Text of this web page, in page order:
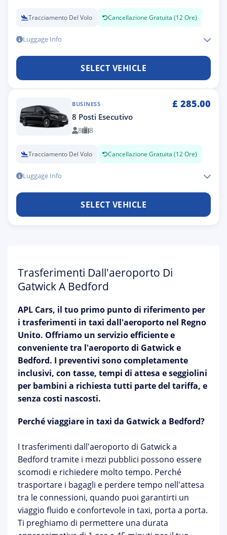
Tracciamento Del Volo Cancellazione Gratuita (12 Ore)
Luggage Info
SELECT VEHICLE
BUSINESS £ 285.00
8 Posti Esecutivo
8 8
Tracciamento Del Volo Cancellazione Gratuita (12 Ore)
Luggage Info
SELECT VEHICLE
Trasferimenti Dall'aeroporto Di
Gatwick A Bedford
APL Cars, il tuo primo punto di riferimento per
i trasferimenti in taxi dall'aeroporto nel Regno
Unito. Offriamo un servizio efficiente e
conveniente tra l'aeroporto di Gatwick e
Bedford. I preventivi sono completamente
inclusivi, con tasse, tempi di attesa e seggiolini
per bambini a richiesta tutti parte del tariffa, e
senza costi nascosti.
Perché viaggiare in taxi da Gatwick a Bedford?
I trasferimenti dall'aeroporto di Gatwick a
Bedford tramite i mezzi pubblici possono essere
scomodi e richiedere molto tempo. Perché
trasportare i bagagli e perdere tempo nell'attesa
tra le connessioni, quando puoi garantirti un
viaggio fluido e confortevole in taxi, porta a porta.
Ti preghiamo di permettere una durata